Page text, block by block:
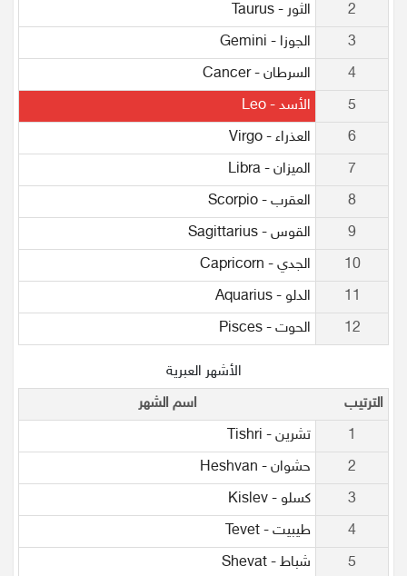
2
الثور - Taurus
3
الجوزا - Gemini
4
السرطان - Cancer
5
الأسد - Leo
6
العذراء - Virgo
7
الميزان - Libra
8
العقرب - Scorpio
9
القوس - Sagittarius
10
الجدي - Capricorn
11
الدلو - Aquarius
12
الحوت - Pisces
الأشهر العبرية
الترتيب
اسم الشهر
1
تشرين - Tishri
2
حشوان - Heshvan
3
كسلو - Kislev
4
طيبيت - Tevet
5
شباط - Shevat